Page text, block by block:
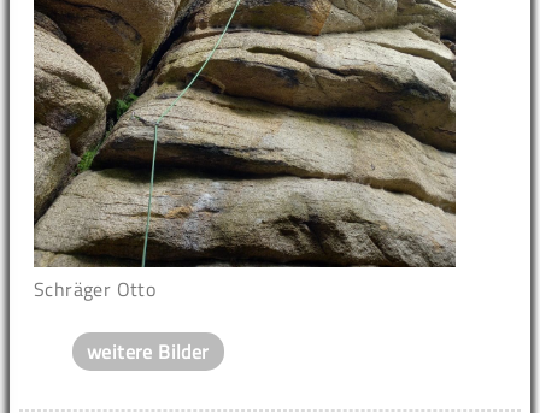
Schräger Otto
weitere Bilder